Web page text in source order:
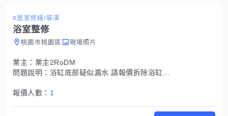
#居家修繕/裝潢
浴室整修
桃園市桃園區 現場照片
業主： 業主2RoDM
問題說明： 浴缸底部疑似漏水 請報價拆除浴缸做乾濕分離（材質），包含修補區域的磁磚（材質），是否可以選擇，處理廢棄物等等明細。 需要多少時間施工？謝謝
報價人數： 1